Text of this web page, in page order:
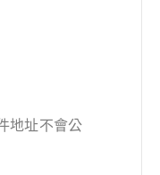
地址不會公